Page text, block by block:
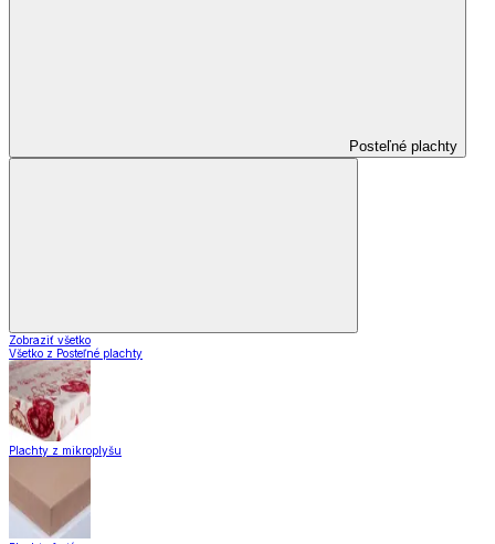
Posteľné plachty
Zobraziť všetko
Všetko z Posteľné plachty
Plachty z mikroplyšu